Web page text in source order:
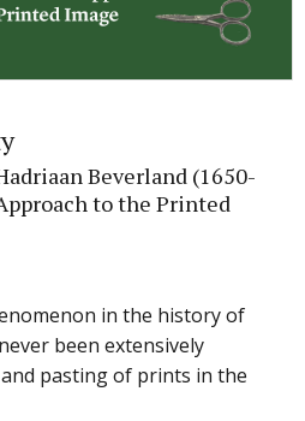
Beverland (1650-
to the Printed
in the history of
been extensively
pasting of prints in the